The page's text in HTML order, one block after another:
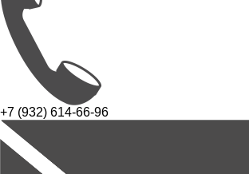
+7 (932) 614-66-96